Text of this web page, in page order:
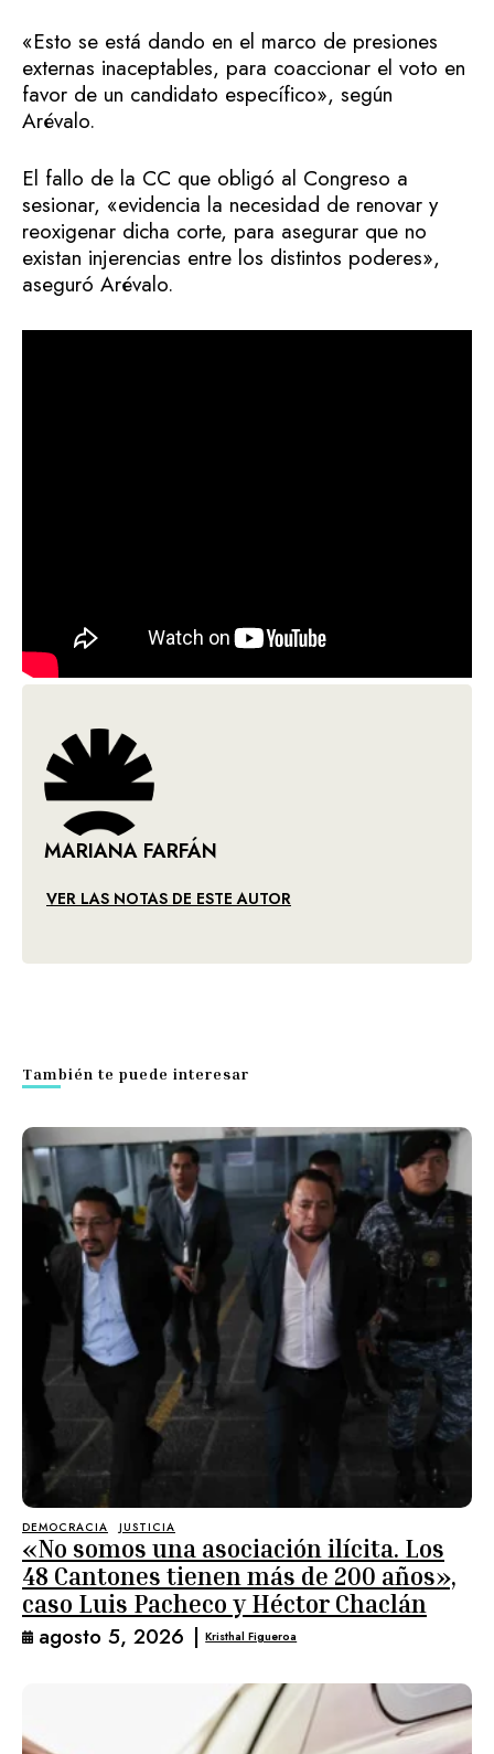
«Esto se está dando en el marco de presiones
externas inaceptables, para coaccionar el voto en
favor de un candidato específico», según
Arévalo.
El fallo de la CC que obligó al Congreso a
sesionar, «evidencia la necesidad de renovar y
reoxigenar dicha corte, para asegurar que no
existan injerencias entre los distintos poderes»,
aseguró Arévalo.
MARIANA FARFÁN
VER LAS NOTAS DE ESTE AUTOR
También te puede interesar
DEMOCRACIA JUSTICIA
«No somos una asociación ilícita. Los
48 Cantones tienen más de 200 años»,
caso Luis Pacheco y Héctor Chaclán
agosto 5, 2026 | Kristhal Figueroa